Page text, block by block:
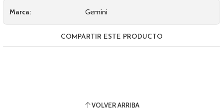
Marca: Gemini
COMPARTIR ESTE PRODUCTO
VOLVER ARRIBA